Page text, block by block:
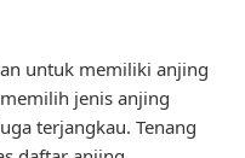
untuk memiliki anjing
jenis anjing
terjangkau. Tenang